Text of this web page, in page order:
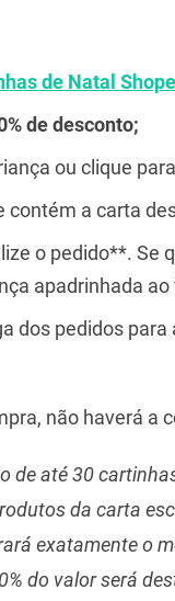
de Natal
de desconto;
ou clique
contém a carta
o pedido**. Se
apadrinhada
dos pedidos para
não haverá a
de até 30
da carta
exatamente o
do valor será